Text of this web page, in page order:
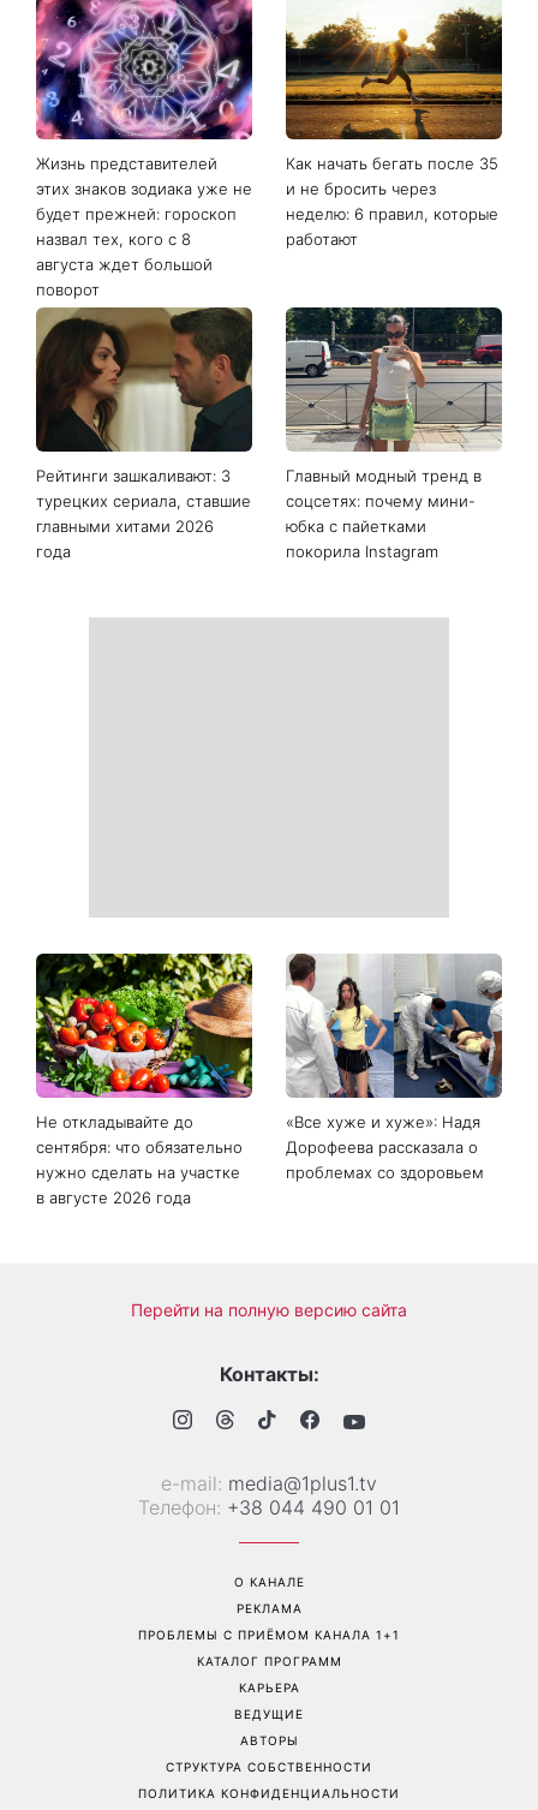
Жизнь представителей
этих знаков зодиака уже не
будет прежней: гороскоп
назвал тех, кого с 8
августа ждет большой
поворот
Как начать бегать после 35
и не бросить через
неделю: 6 правил, которые
работают
Рейтинги зашкаливают: 3
турецких сериала, ставшие
главными хитами 2026
года
Главный модный тренд в
соцсетях: почему мини-
юбка с пайетками
покорила Instagram
Не откладывайте до
сентября: что обязательно
нужно сделать на участке
в августе 2026 года
«Все хуже и хуже»: Надя
Дорофеева рассказала о
проблемах со здоровьем
Перейти на полную версию сайта
Контакты:
е-mail: media@1plus1.tv
Телефон: +38 044 490 01 01
О КАНАЛЕ
РЕКЛАМА
ПРОБЛЕМЫ С ПРИЁМОМ КАНАЛА 1+1
КАТАЛОГ ПРОГРАММ
КАРЬЕРА
ВЕДУЩИЕ
АВТОРЫ
СТРУКТУРА СОБСТВЕННОСТИ
ПОЛИТИКА КОНФИДЕНЦИАЛЬНОСТИ